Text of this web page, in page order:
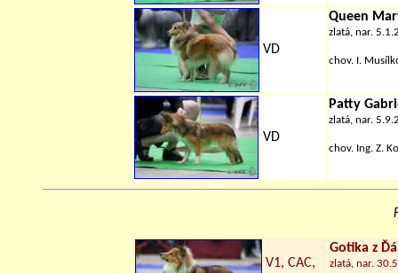
VD
Queen
zlatá, nar.
chov. I.
VD
Patty
zlatá, nar.
chov. Ing. Z.
V1, CAC,
Gotika z
zlatá, nar.